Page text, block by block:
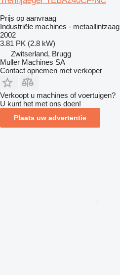
Prijs op aanvraag
Industriële machines - metaallintzaag
2002
3.81 PK (2.8 kW)
Zwitserland, Brugg
Muller Machines SA
Contact opnemen met verkoper
Verkoopt u machines of voertuigen?
U kunt het met ons doen!
Plaats uw advertentie